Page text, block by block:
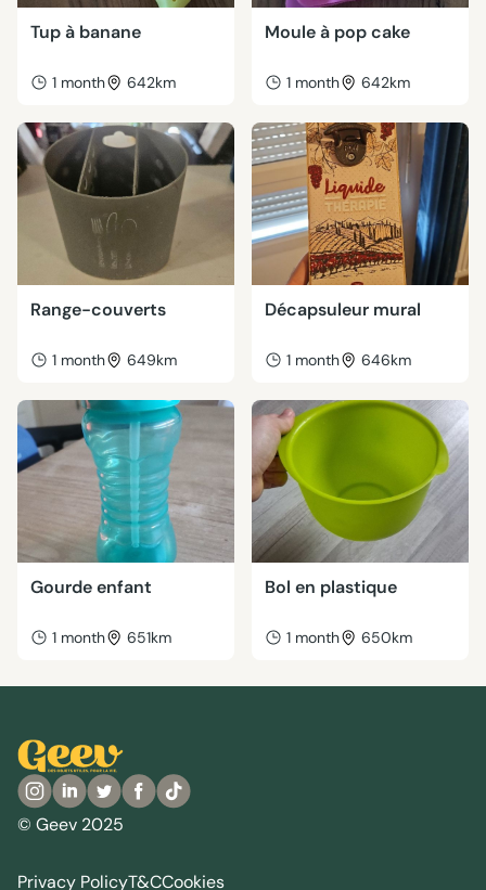
Tup à banane
1 month 642km
Moule à pop cake
1 month 642km
Range-couverts
1 month 649km
Décapsuleur mural
1 month 646km
Gourde enfant
1 month 651km
Bol en plastique
1 month 650km
© Geev 2025
Privacy PolicyT&CCookies